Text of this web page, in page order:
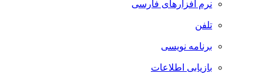
نرم افزارهای فارسی
تلفن
برنامه نویسی
بازیابی اطلاعات